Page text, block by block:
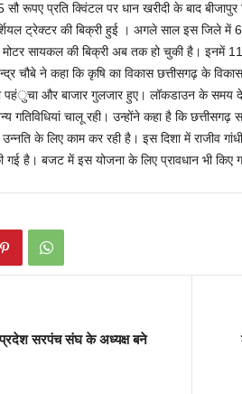
रूपए प्रति क्विंटल पर धान खरीदी के बाद
ट्रेक्टर की बिक्री हुई । अगले साल इस जिले में
सायकल की बिक्री अब तक हो चुकी है। इनमें
चौबे ने कहा कि कृषि का विकास छत्तीसगढ़ के
पहंुचा और बाजार गुलजार हुए। लॉकडाउन के समय
गतिविधियां चालू रही। उन्होंने कहा है कि
उन्नति के लिए काम कर रही है। इस दिशा में राजीव
गई है। बजट में इस योजना के लिए प्रावधान भी किए
प्रदेश सरपंच संघ के अध्यक्ष बने